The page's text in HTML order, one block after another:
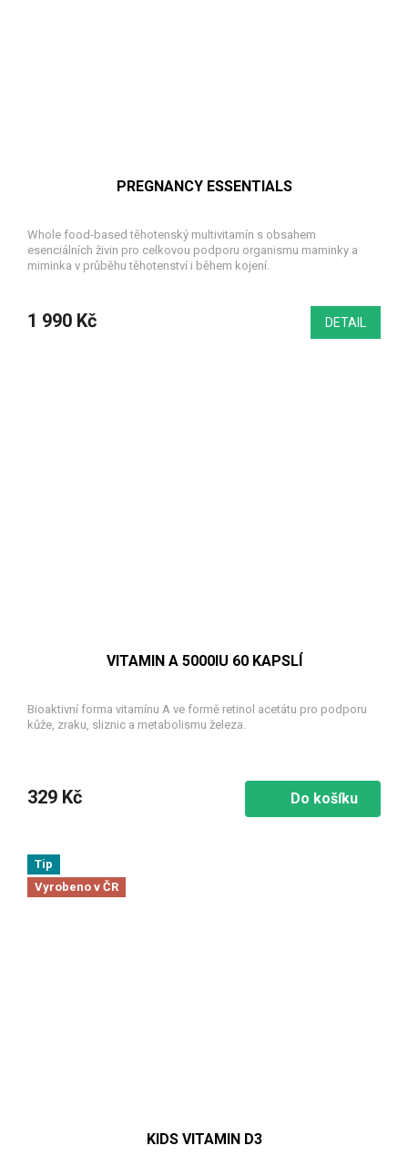
PREGNANCY ESSENTIALS
Whole food-based těhotenský multivitamín s obsahem
esenciálních živin pro celkovou podporu organismu maminky a
miminka v průběhu těhotenství i během kojení.
1 990 Kč DETAIL
VITAMIN A 5000IU 60 KAPSLÍ
Bioaktivní forma vitamínu A ve formě retinol acetátu pro podporu
kůže, zraku, sliznic a metabolismu železa.
329 Kč Do košíku
Tip
Vyrobeno v ČR
KIDS VITAMIN D3